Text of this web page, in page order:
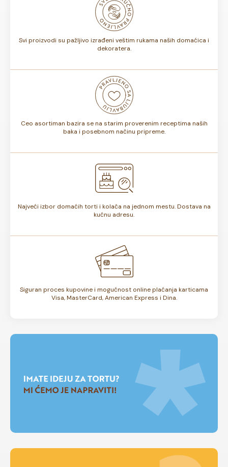
biti od 7 do 10 dana. Rok trajanja je istaknut na deklaraciji
Svi proizvodi su pažljivo izrađeni veštim rukama naših domaćica i
dekoratera.
Ceo asortiman bazira se na starim proverenim receptima naših
baka i posebnom načinu pripreme.
Najveći izbor domaćih torti i kolača na jednom mestu. Dostava na
kućnu adresu.
Siguran proces kupovine i mogućnost online plaćanja karticama
Visa, MasterCard, American Express i Dina.